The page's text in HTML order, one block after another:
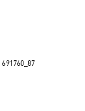
691760_87